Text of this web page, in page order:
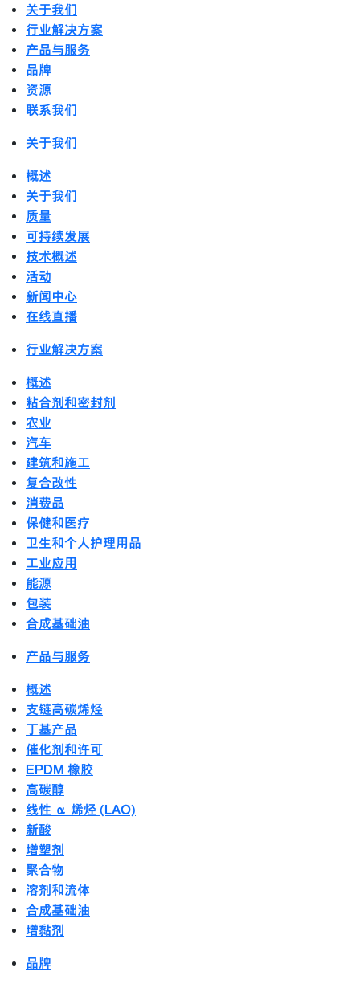
关于我们
行业解决方案
产品与服务
品牌
资源
联系我们
关于我们
概述
关于我们
质量
可持续发展
技术概述
活动
新闻中心
在线直播
行业解决方案
概述
粘合剂和密封剂
农业
汽车
建筑和施工
复合改性
消费品
保健和医疗
卫生和个人护理用品
工业应用
能源
包装
合成基础油
产品与服务
概述
支链高碳烯烃
丁基产品
催化剂和许可
EPDM 橡胶
高碳醇
线性 α 烯烃 (LAO)
新酸
增塑剂
聚合物
溶剂和流体
合成基础油
增黏剂
品牌